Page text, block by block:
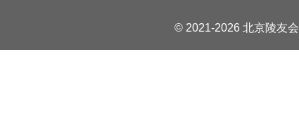
© 2021-2026 北京陵友会